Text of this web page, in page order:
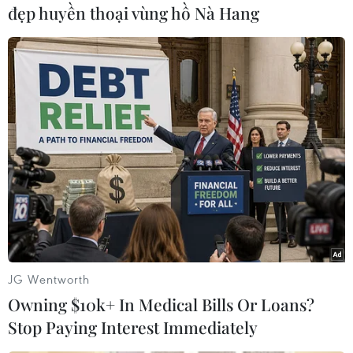
ý thức lựa chọn sử dụng các sản phẩm, dịch vụ
du lịch Xanh, lựa chọn điểm đến Xanh; có trách
nhiệm bảo vệ tài nguyên và môi trường khi đi
du lịch).
đẹp huyền thoại vùng hồ Nà Hang
JG Wentworth
Owning $10k+ In Medical Bills Or Loans?
Stop Paying Interest Immediately